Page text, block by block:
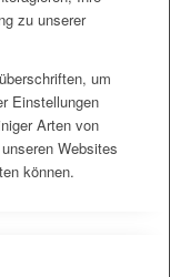
zu unserer
um
Einstellungen
Arten von
Websites
können.